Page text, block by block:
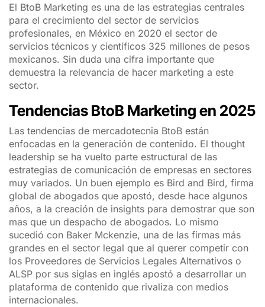
El BtoB Marketing es una de las estrategias centrales
para el crecimiento del sector de servicios
profesionales, en México en 2020 el sector de
servicios técnicos y científicos 325 millones de pesos
mexicanos. Sin duda una cifra importante que
demuestra la relevancia de hacer marketing a este
sector.
Tendencias BtoB Marketing en 2025
Las tendencias de mercadotecnia BtoB están
enfocadas en la generación de contenido. El thought
leadership se ha vuelto parte estructural de las
estrategias de comunicación de empresas en sectores
muy variados. Un buen ejemplo es Bird and Bird, firma
global de abogados que apostó, desde hace algunos
años, a la creación de insights para demostrar que son
mas que un despacho de abogados. Lo mismo
sucedió con Baker Mckenzie, una de las firmas más
grandes en el sector legal que al querer competir con
los Proveedores de Servicios Legales Alternativos o
ALSP por sus siglas en inglés apostó a desarrollar un
plataforma de contenido que rivaliza con medios
internacionales.